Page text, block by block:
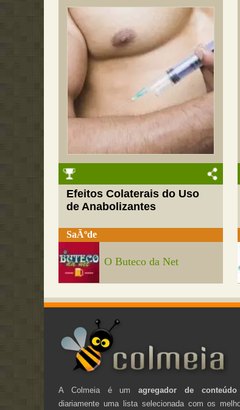
Efeitos Colaterais do Uso
de Anabolizantes
SaÃºde
O Buteco da Net
A Colmeia é umagregador de conteúdo
diariamente uma lista selecionada com os